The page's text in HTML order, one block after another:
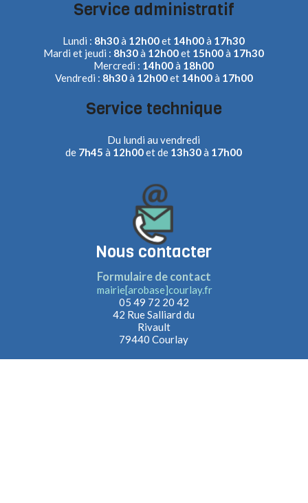
Service administratif
Lundi : 8h30à 12h00et 14h00à 17h30
Mardi et jeudi : 8h30à 12h00et 15h00à 17h30
Mercredi : 14h00à 18h00
Vendredi : 8h30à 12h00et 14h00à 17h00
Service technique
Du lundi au vendredi
de 7h45 à 12h00et de 13h30à 17h00
Nous contacter
Formulaire de contact
mairie[arobase]courlay.fr
05 49 72 20 42
42 Rue Salliard du
Rivault
79440 Courlay